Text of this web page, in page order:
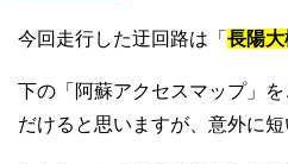
今回走行した迂回路は「 長陽大
下の「阿蘇アクセスマップ」
だけると思いますが、意外に短